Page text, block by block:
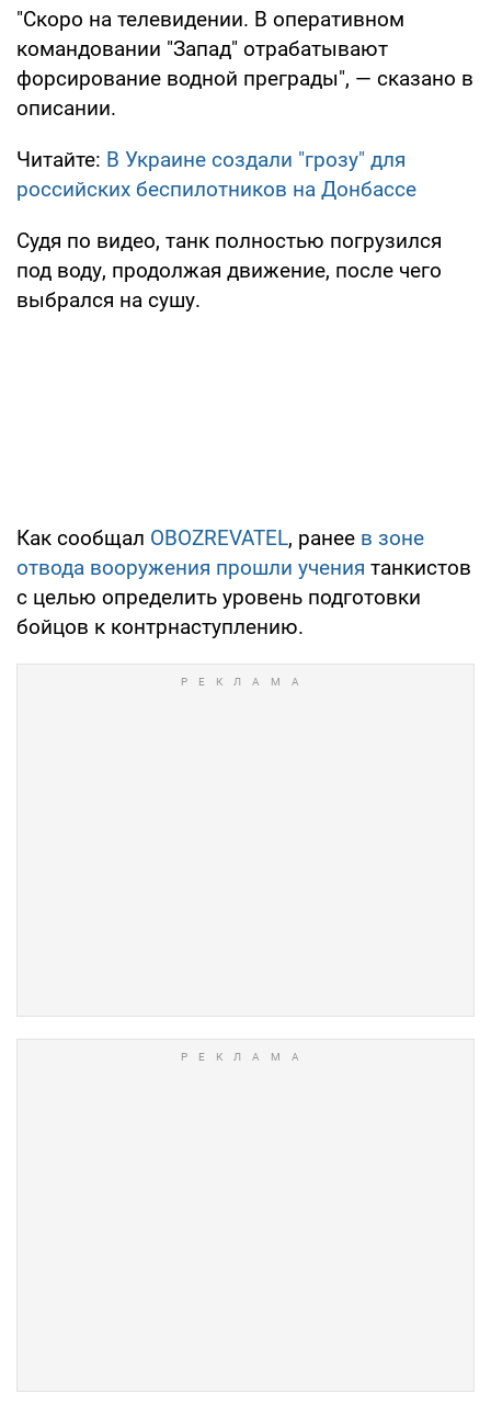
"Скоро на телевидении. В оперативном
командовании "Запад" отрабатывают
форсирование водной преграды", — сказано в
описании.
Читайте: В Украине создали "грозу" для
российских беспилотников на Донбассе
Судя по видео, танк полностью погрузился
под воду, продолжая движение, после чего
выбрался на сушу.
Как сообщал OBOZREVATEL, ранее в зоне
отвода вооружения прошли учения танкистов
с целью определить уровень подготовки
бойцов к контрнаступлению.